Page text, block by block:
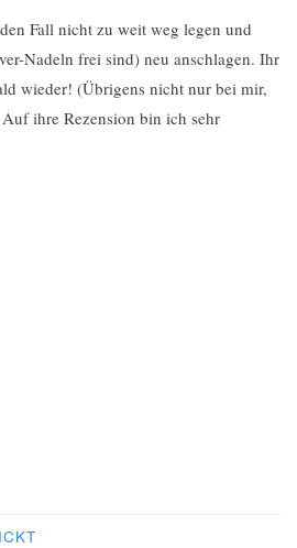
Fall nicht zu weit weg legen und
Nadeln frei sind) neu anschlagen. Ihr
wieder! (Übrigens nicht nur bei mir,
ihre Rezension bin ich sehr